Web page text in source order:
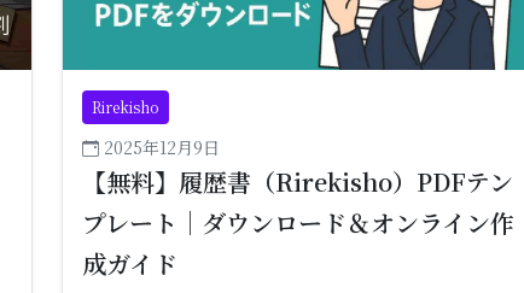
Rirekisho
2025年12月9日
【無料】履歴書（Rirekisho）PDFテン
プレート｜ダウンロード＆オンライン作
成ガイド